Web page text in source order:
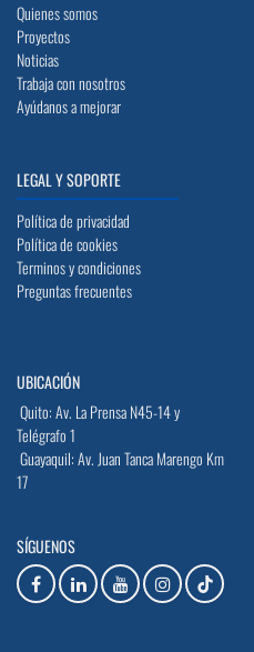
Quienes somos
Proyectos
Noticias
Trabaja con nosotros
Ayúdanos a mejorar
LEGAL Y SOPORTE
Política de privacidad
Política de cookies
Terminos y condiciones
Preguntas frecuentes
UBICACIÓN
Quito: Av. La Prensa N45-14 y
Telégrafo 1
Guayaquil: Av. Juan Tanca Marengo Km
17
SÍGUENOS